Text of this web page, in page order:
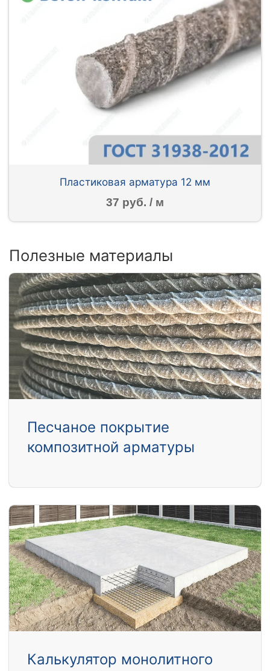
Пластиковая арматура 12 мм
37 руб. / м
Полезные материалы
Песчаное покрытие
композитной арматуры
Калькулятор монолитного